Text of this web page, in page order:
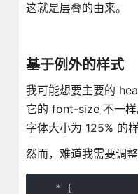
这就是层叠的由来。
基于例外的样式
我可能想要主要的
它的 font-size 不一
字体大小为 125% 的
然而，难道我需要调
    * {